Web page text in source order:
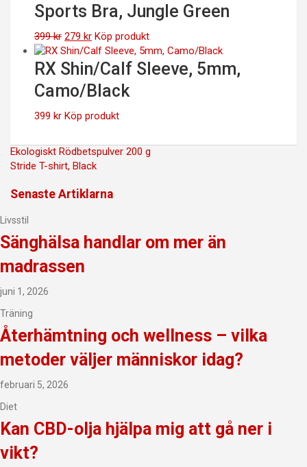
Sports Bra, Jungle Green
399kr Det
ursprungliga
priset
var:
399 kr.
279 krDet
nuvarande
priset
är:
279 kr.
Köp produkt
RX Shin/Calf Sleeve, 5mm,
Camo/Black
399 kr Köp produkt
Inläggsnavigering
Ekologiskt Rödbetspulver 200 g
Stride T-shirt, Black
Senaste Artiklarna
Livsstil
Sänghälsa handlar om mer än
madrassen
juni 1, 2026
Träning
Återhämtning och wellness – vilka
metoder väljer människor idag?
februari 5, 2026
Diet
Kan CBD-olja hjälpa mig att gå ner i
vikt?